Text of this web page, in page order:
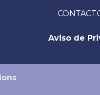
Aviso de